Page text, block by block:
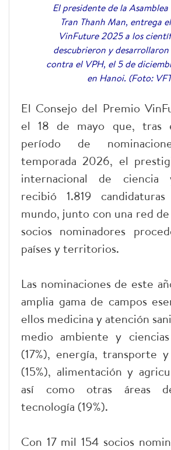
El presidente de la
Tran Thanh Man, entrega
VinFuture 2025 a los
descubrieron y desarrollaron
contra el VPH, el 5 de
en Hanoi. (Foto:
El Consejo del Premio
el 18 de mayo que, tras
período de
temporada 2026, el
internacional de ciencia
recibió 1.819
mundo, junto con una red de
socios nominadores
países y territorios.
Las nominaciones de este
amplia gama de campos
ellos medicina y atención
medio ambiente y
(17%), energía, transporte
(15%), alimentación y
así como otras áreas
tecnología (19%).
Con 17 mil 154 socios